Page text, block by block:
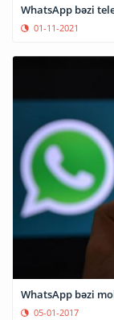
WhatsApp bəzi
01-11-2021
WhatsApp bəzi
05-01-2017